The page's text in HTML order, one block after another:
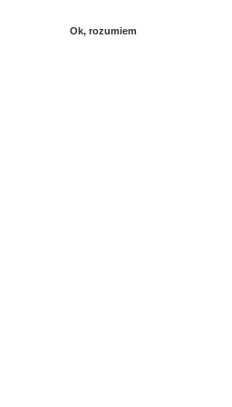
Ok, rozumiem